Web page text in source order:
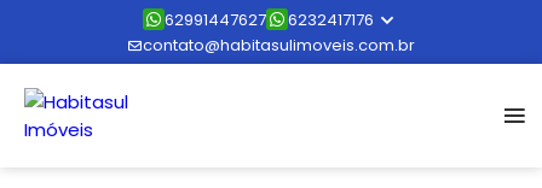
62991447627
6232417176
contato@habitasulimoveis.com.br